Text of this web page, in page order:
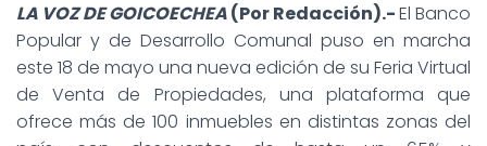
LA VOZ DE GOICOECHEA(Por Redacción).-El Banco
Popular y de Desarrollo Comunal puso en marcha
este 18 de mayo una nueva edición de su Feria Virtual
de Venta de Propiedades, una plataforma que
ofrece más de 100 inmuebles en distintas zonas del